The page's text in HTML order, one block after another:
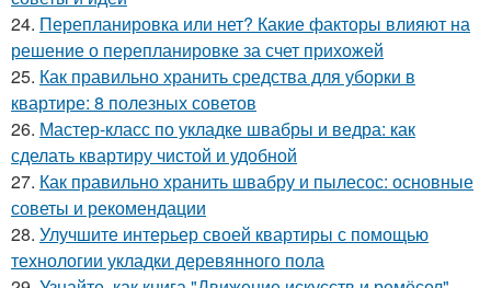
24. Перепланировка или нет? Какие факторы влияют на
решение о перепланировке за счет прихожей
25. Как правильно хранить средства для уборки в
квартире: 8 полезных советов
26. Мастер-класс по укладке швабры и ведра: как
сделать квартиру чистой и удобной
27. Как правильно хранить швабру и пылесос: основные
советы и рекомендации
28. Улучшите интерьер своей квартиры с помощью
технологии укладки деревянного пола